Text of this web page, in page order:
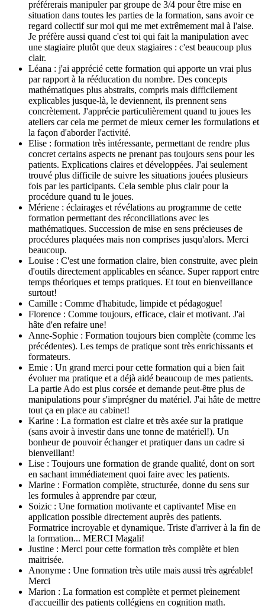
préférerais manipuler par groupe de 3/4 pour être mise en
situation dans toutes les parties de la formation, sans avoir ce
regard collectif sur moi qui me met extrêmement mal à l'aise.
Je préfère aussi quand c'est toi qui fait la manipulation avec
une stagiaire plutôt que deux stagiaires : c'est beaucoup plus
clair.
Léana : j'ai apprécié cette formation qui apporte un vrai plus
par rapport à la rééducation du nombre. Des concepts
mathématiques plus abstraits, compris mais difficilement
explicables jusque-là, le deviennent, ils prennent sens
concrètement. J'apprécie particulièrement quand tu joues les
ateliers car cela me permet de mieux cerner les formulations et
la façon d'aborder l'activité.
Elise : formation très intéressante, permettant de rendre plus
concret certains aspects ne prenant pas toujours sens pour les
patients. Explications claires et développées. J'ai seulement
trouvé plus difficile de suivre les situations jouées plusieurs
fois par les participants. Cela semble plus clair pour la
procédure quand tu le joues.
Mériene : éclairages et révélations au programme de cette
formation permettant des réconciliations avec les
mathématiques. Succession de mise en sens précieuses de
procédures plaquées mais non comprises jusqu'alors. Merci
beaucoup.
Louise : C'est une formation claire, bien construite, avec plein
d'outils directement applicables en séance. Super rapport entre
temps théoriques et temps pratiques. Et tout en bienveillance
surtout!
Camille : Comme d'habitude, limpide et pédagogue!
Florence : Comme toujours, efficace, clair et motivant. J'ai
hâte d'en refaire une!
Anne-Sophie : Formation toujours bien complète (comme les
précédentes). Les temps de pratique sont très enrichissants et
formateurs.
Emie : Un grand merci pour cette formation qui a bien fait
évoluer ma pratique et a déjà aidé beaucoup de mes patients.
La partie Ado est plus corsée et demande peut-être plus de
manipulations pour s'imprégner du matériel. J'ai hâte de mettre
tout ça en place au cabinet!
Karine : La formation est claire et très axée sur la pratique
(sans avoir à investir dans une tonne de matériel!). Un
bonheur de pouvoir échanger et pratiquer dans un cadre si
bienveillant!
Lise : Toujours une formation de grande qualité, dont on sort
en sachant immédiatement quoi faire avec les patients.
Marine : Formation complète, structurée, donne du sens sur
les formules à apprendre par cœur,
Soizic : Une formation motivante et captivante! Mise en
application possible directement auprès des patients.
Formatrice incroyable et dynamique. Triste d'arriver à la fin de
la formation... MERCI Magali!
Justine : Merci pour cette formation très complète et bien
maitrisée.
Anonyme : Une formation très utile mais aussi très agréable!
Merci
Marion : La formation est complète et permet pleinement
d'accueillir des patients collégiens en cognition math.